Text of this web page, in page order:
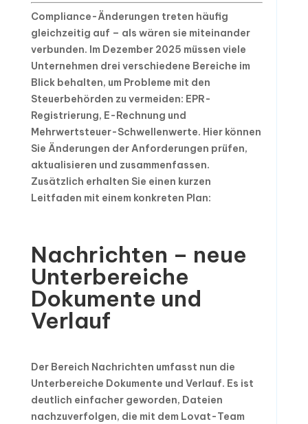
Compliance-Änderungen treten häufig
gleichzeitig auf – als wären sie miteinander
verbunden. Im Dezember 2025 müssen viele
Unternehmen drei verschiedene Bereiche im
Blick behalten, um Probleme mit den
Steuerbehörden zu vermeiden: EPR-
Registrierung, E-Rechnung und
Mehrwertsteuer-Schwellenwerte. Hier können
Sie Änderungen der Anforderungen prüfen,
aktualisieren und zusammenfassen.
Zusätzlich erhalten Sie einen kurzen
Leitfaden mit einem konkreten Plan:
Nachrichten – neue
Unterbereiche
Dokumente und
Verlauf
Der Bereich Nachrichten umfasst nun die
Unterbereiche Dokumente und Verlauf. Es ist
deutlich einfacher geworden, Dateien
nachzuverfolgen, die mit dem Lovat-Team